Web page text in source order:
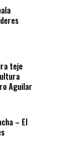
teje
Aguilar
– El